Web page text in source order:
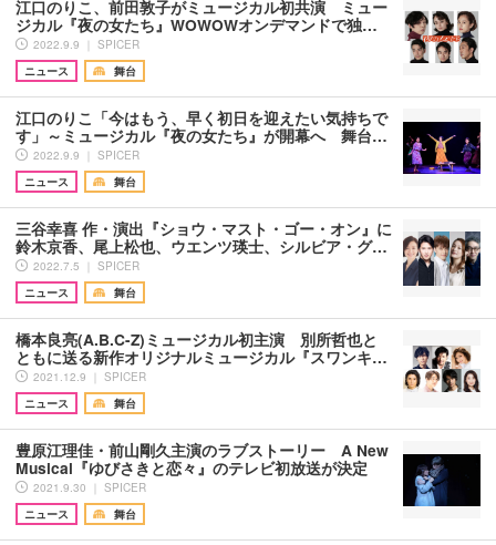
江口のりこ、前田敦子がミュージカル初共演 ミュー
ジカル『夜の女たち』WOWOWオンデマンドで独…
2022.9.9 ｜ SPICER
ニュース
舞台
江口のりこ「今はもう、早く初日を迎えたい気持ちで
す」～ミュージカル『夜の女たち』が開幕へ 舞台…
2022.9.9 ｜ SPICER
ニュース
舞台
三谷幸喜 作・演出『ショウ・マスト・ゴー・オン』に
鈴木京香、尾上松也、ウエンツ瑛士、シルビア・グ…
2022.7.5 ｜ SPICER
ニュース
舞台
橋本良亮(A.B.C-Z)ミュージカル初主演 別所哲也と
ともに送る新作オリジナルミュージカル『スワンキ…
2021.12.9 ｜ SPICER
ニュース
舞台
豊原江理佳・前山剛久主演のラブストーリー A New
Musical『ゆびさきと恋々』のテレビ初放送が決定
2021.9.30 ｜ SPICER
ニュース
舞台